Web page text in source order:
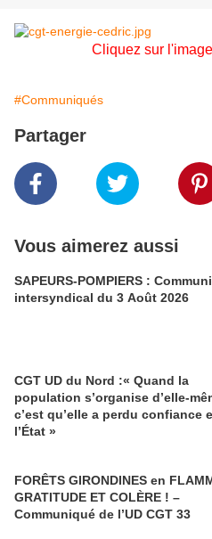
Cliquez sur
#Communiqués
Partager
Vous aimerez aussi
SAPEURS-POMPIERS :
intersyndical du 3 Août 2026
CGT UD du Nord :« Quand la
population s’organise d’elle-
c’est qu’elle a perdu confiance
l’État »
FORÊTS GIRONDINES en
GRATITUDE ET COLÈRE ! –
Communiqué de l’UD CGT 33